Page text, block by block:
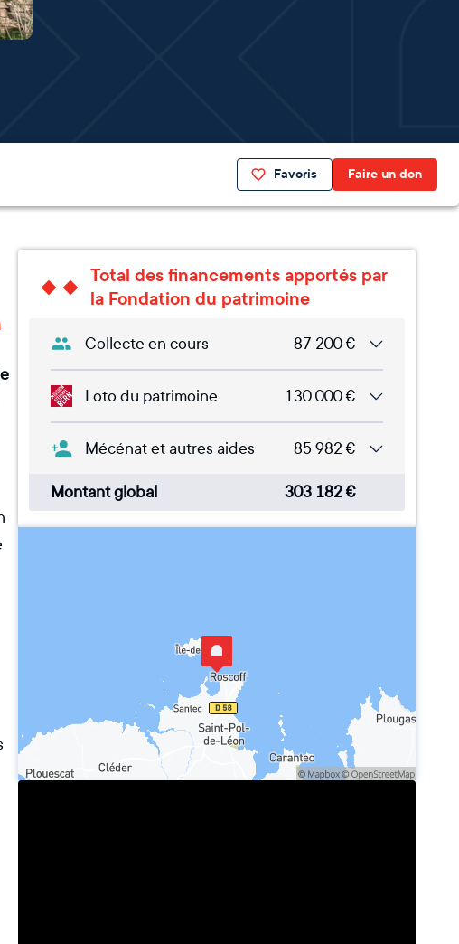
Favoris Faire un don
Total des financements apportés par
la Fondation du patrimoine
Collecte en cours 87 200€
Loto du patrimoine 130 000€
Mécénat et autres aides 85 982 €
Montant global 303 182€